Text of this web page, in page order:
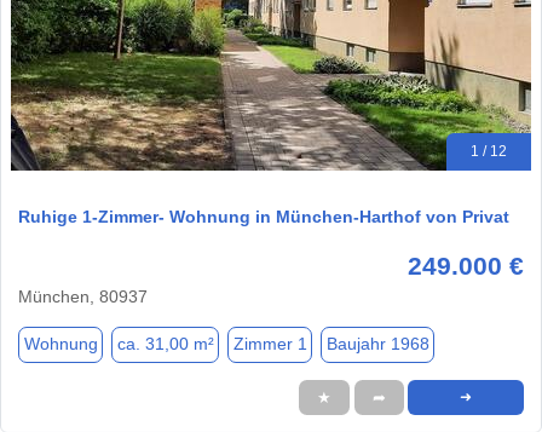
1 / 12
Ruhige 1-Zimmer- Wohnung in München-Harthof von Privat
249.000 €
München, 80937
Wohnung ca. 31,00 m² Zimmer 1 Baujahr 1968
★ ➦ ➜